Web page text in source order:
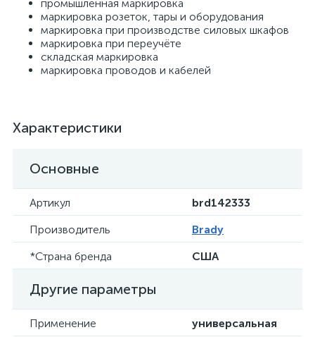
промышленная маркировка
маркировка розеток, тары и оборудования
маркировка при производстве силовых шкафов
маркировка при переучёте
складская маркировка
маркировка проводов и кабелей
Характеристики
Основные
Артикул
brd142333
Производитель
Brady
*Страна бренда
США
Другие параметры
Применение
универсальная